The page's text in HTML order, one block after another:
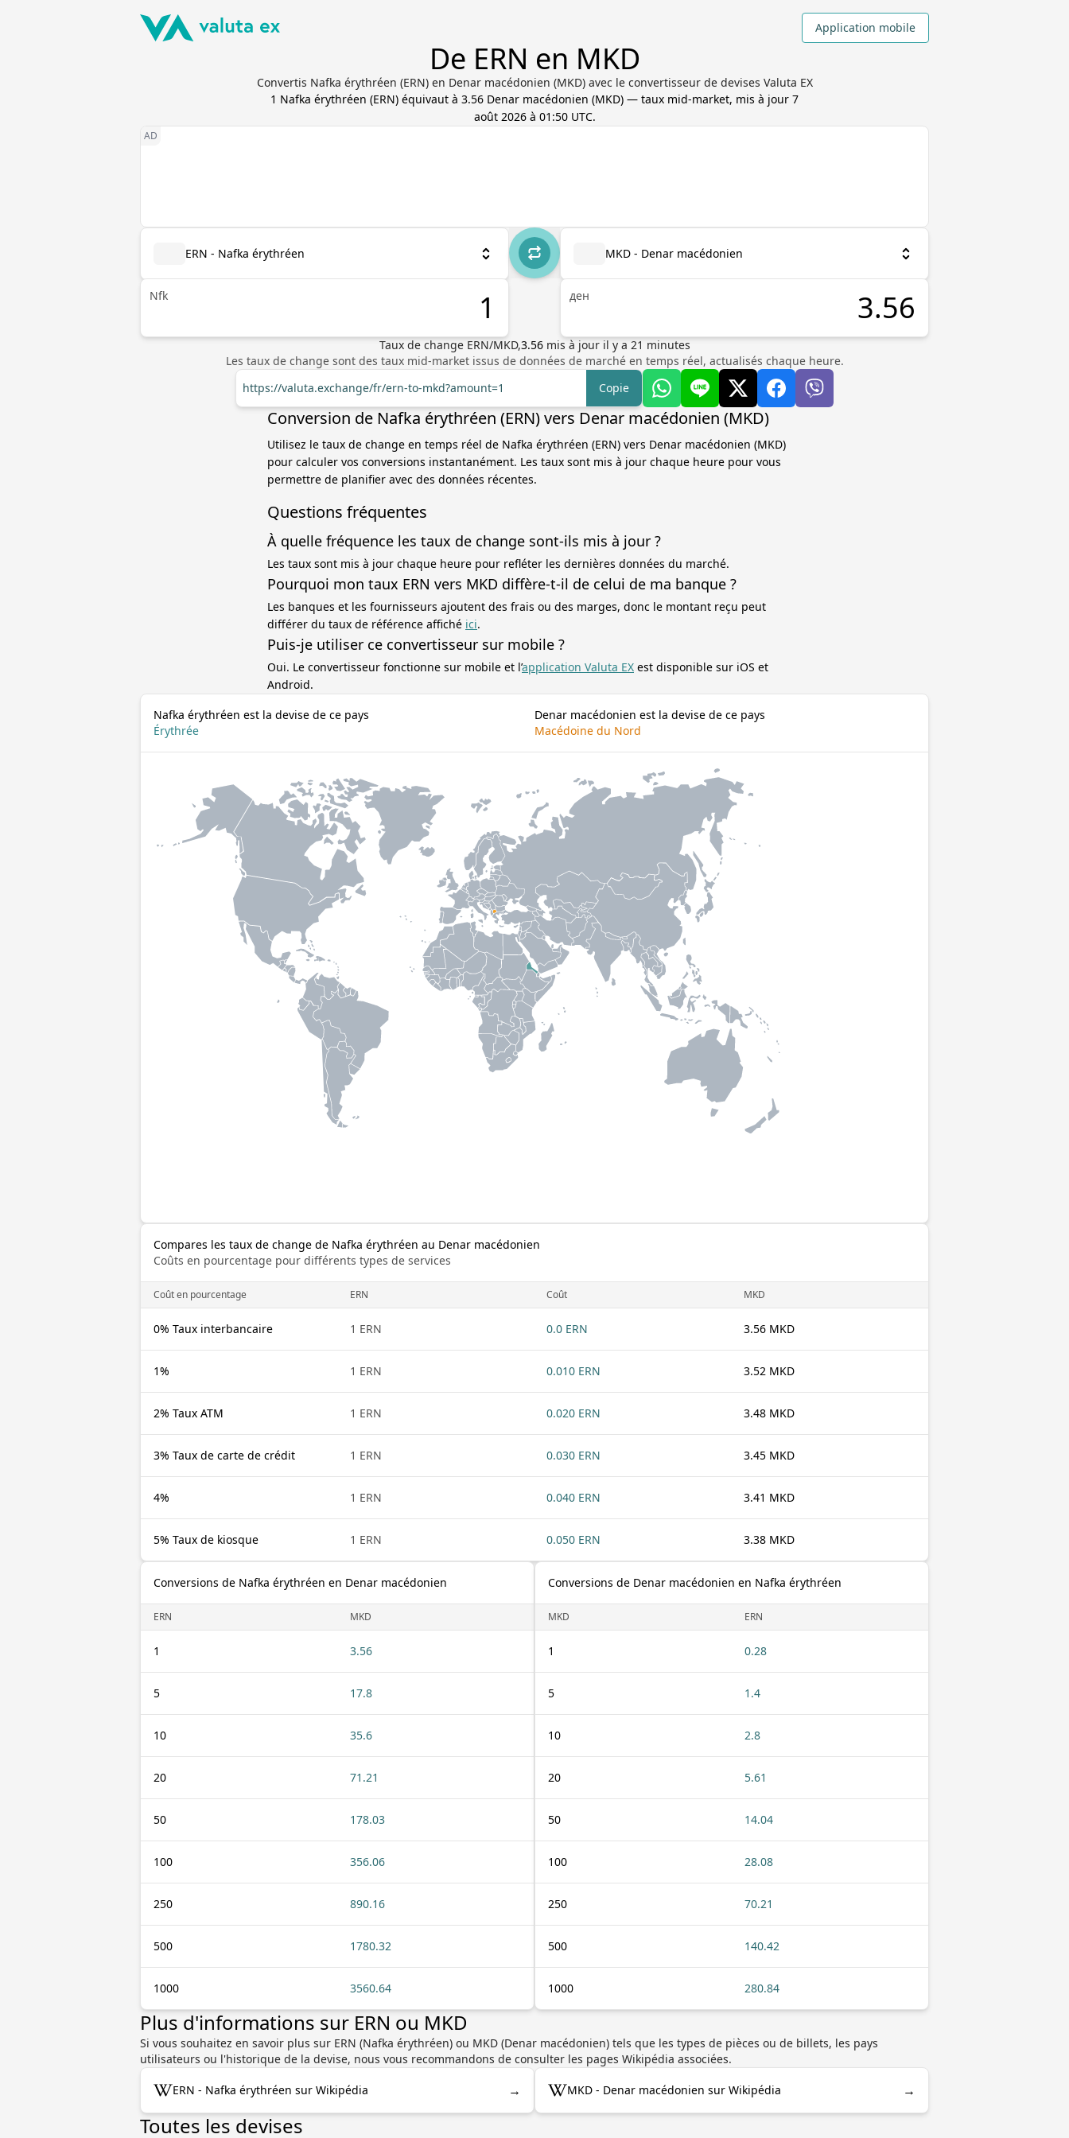
Application mobile
De ERN en MKD
Convertis Nafka érythréen (ERN) en Denar macédonien (MKD) avec le convertisseur de devises Valuta EX
1 Nafka érythréen (ERN) équivaut à 3.56 Denar macédonien (MKD) — taux mid-market, mis à jour 7
août 2026 à 01:50 UTC.
ERN - Nafka érythréen
Nfk
MKD - Denar macédonien
ден
Taux de change ERN/MKD,3.56 mis à jour il y a 21 minutes
Les taux de change sont des taux mid-market issus de données de marché en temps réel, actualisés chaque heure.
https://valuta.exchange/fr/ern-to-mkd?amount=1
Copie
Conversion de Nafka érythréen (ERN) vers Denar macédonien (MKD)
Utilisez le taux de change en temps réel de Nafka érythréen (ERN) vers Denar macédonien (MKD)
pour calculer vos conversions instantanément. Les taux sont mis à jour chaque heure pour vous
permettre de planifier avec des données récentes.
Questions fréquentes
À quelle fréquence les taux de change sont-ils mis à jour ?
Les taux sont mis à jour chaque heure pour refléter les dernières données du marché.
Pourquoi mon taux ERN vers MKD diffère-t-il de celui de ma banque ?
Les banques et les fournisseurs ajoutent des frais ou des marges, donc le montant reçu peut
différer du taux de référence affiché ici.
Puis-je utiliser ce convertisseur sur mobile ?
Oui. Le convertisseur fonctionne sur mobile et l’application Valuta EX est disponible sur iOS et
Android.
Nafka érythréen est la devise de ce pays
Érythrée
Denar macédonien est la devise de ce pays
Macédoine du Nord
Compares les taux de change de Nafka érythréen au Denar macédonien
Coûts en pourcentage pour différents types de services
Coût en pourcentage ERN Coût MKD
0% Taux interbancaire 1 ERN 0.0 ERN 3.56 MKD
1% 1 ERN 0.010 ERN 3.52 MKD
2% Taux ATM 1 ERN 0.020 ERN 3.48 MKD
3% Taux de carte de crédit 1 ERN 0.030 ERN 3.45 MKD
4% 1 ERN 0.040 ERN 3.41 MKD
5% Taux de kiosque 1 ERN 0.050 ERN 3.38 MKD
Conversions de Nafka érythréen en Denar macédonien
ERN MKD
1 3.56
5 17.8
10 35.6
20 71.21
50 178.03
100 356.06
250 890.16
500 1780.32
1000 3560.64
Conversions de Denar macédonien en Nafka érythréen
MKD ERN
1 0.28
5 1.4
10 2.8
20 5.61
50 14.04
100 28.08
250 70.21
500 140.42
1000 280.84
Plus d'informations sur ERN ou MKD
Si vous souhaitez en savoir plus sur ERN (Nafka érythréen) ou MKD (Denar macédonien) tels que les types de pièces ou de billets, les pays
utilisateurs ou l'historique de la devise, nous vous recommandons de consulter les pages Wikipédia associées.
ERN - Nafka érythréen sur Wikipédia → MKD - Denar macédonien sur Wikipédia →
Toutes les devises